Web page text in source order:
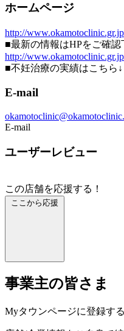
ホームページ
http://
■最新の情報はHPをご確認
http://
■不妊治療の実績はこちら↓
E-mail
E-mail
ユーザーレビュー
この店舗を応援する！
ここから応援
事業主の皆さま
Myタウンページに登録す